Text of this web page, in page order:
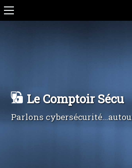
Le Comptoir Sécu
Parlons